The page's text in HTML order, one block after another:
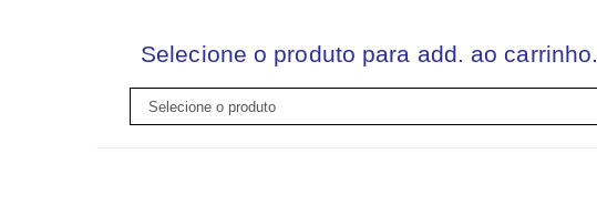
Selecione o produto para add. ao carrinho.